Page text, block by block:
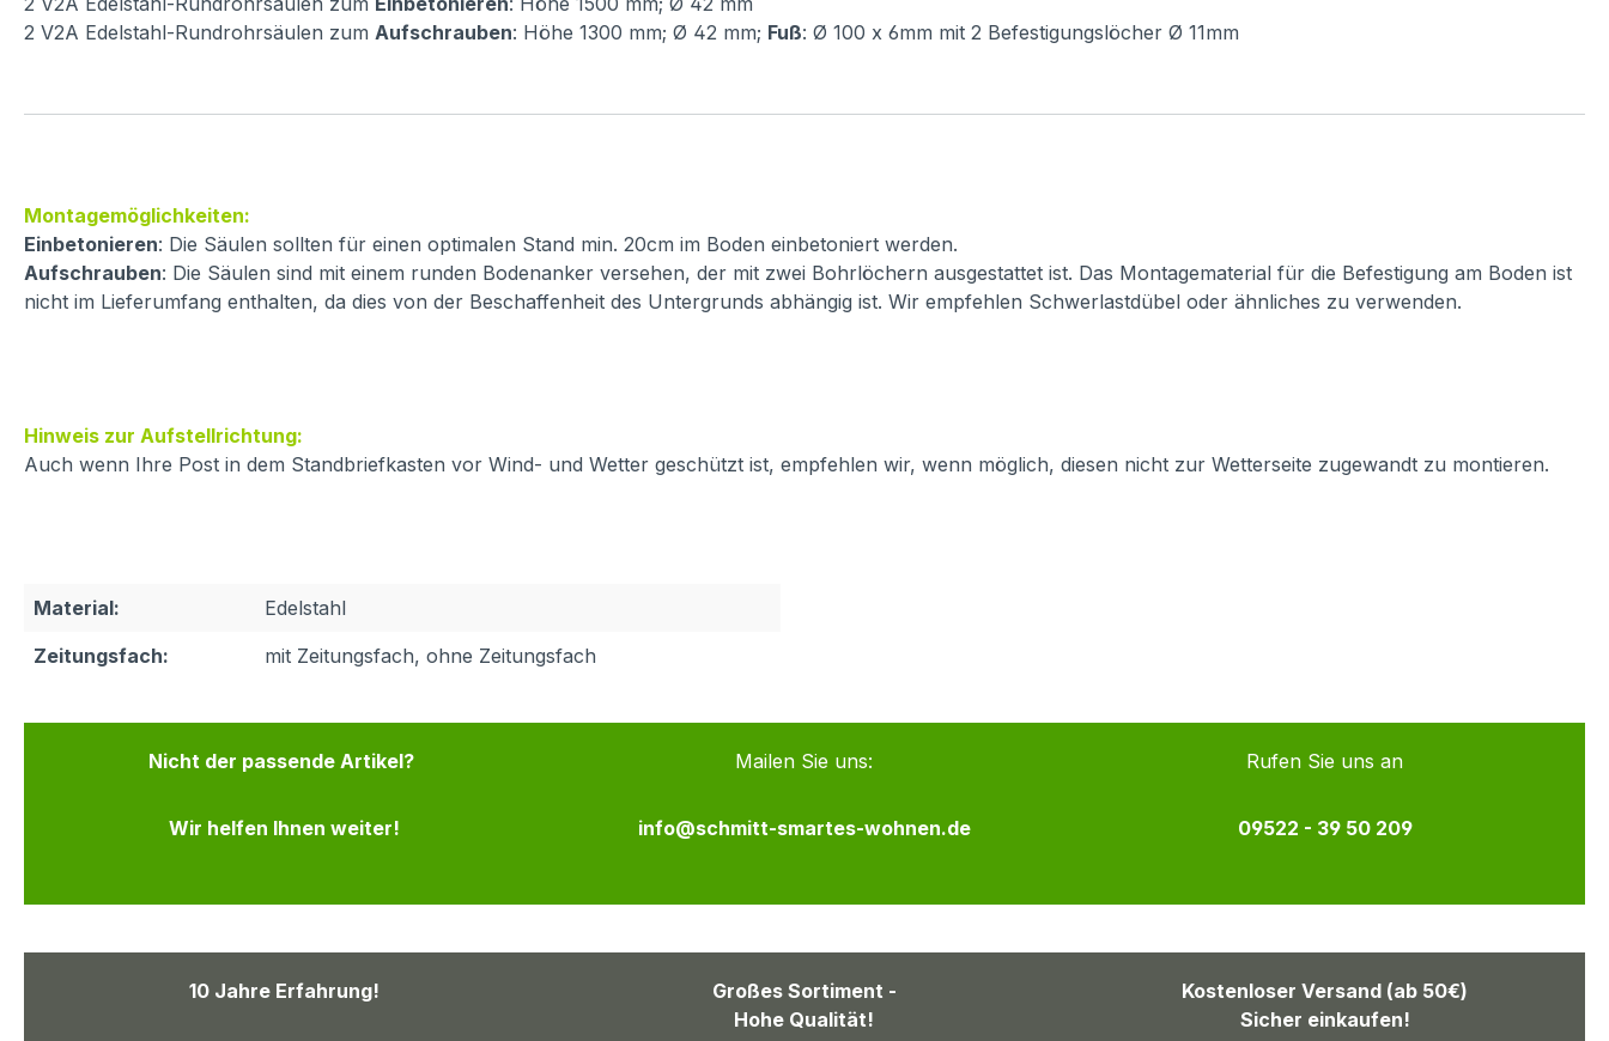
2 V2A Edelstahl-Rundrohrsäulen zum Aufschrauben: Höhe 1300 mm; Ø 42 mm; Fuß: Ø 100 x 6mm mit 2 Befestigungslöcher Ø 11mm
Montagemöglichkeiten:
Einbetonieren: Die Säulen sollten für einen optimalen Stand min. 20cm im Boden einbetoniert werden.
Aufschrauben: Die Säulen sind mit einem runden Bodenanker versehen, der mit zwei Bohrlöchern ausgestattet ist. Das Montagematerial für die Befestigung am Boden ist
nicht im Lieferumfang enthalten, da dies von der Beschaffenheit des Untergrunds abhängig ist. Wir empfehlen Schwerlastdübel oder ähnliches zu verwenden.
Hinweis zur Aufstellrichtung:
Auch wenn Ihre Post in dem Standbriefkasten vor Wind- und Wetter geschützt ist, empfehlen wir, wenn möglich, diesen nicht zur Wetterseite zugewandt zu montieren.
Material:
Edelstahl
Zeitungsfach:
mit Zeitungsfach, ohne Zeitungsfach
Nicht der passende Artikel?
Wir helfen Ihnen weiter!
Mailen Sie uns:
info@schmitt-smartes-wohnen.de
Rufen Sie uns an
09522 - 39 50 209
10 Jahre Erfahrung!
Großes Sortiment -
Hohe Qualität!
Kostenloser Versand (ab 50€)
Sicher einkaufen!